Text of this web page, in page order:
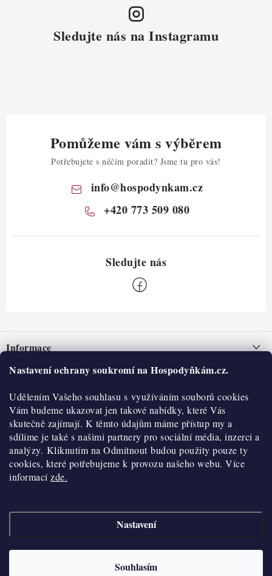
Nastavení ochrany soukromí na Hospodyňkám.cz.
Udělením Vašeho souhlasu s využíváním souborů cookies
Vám budeme ukazovat jen takové nabídky, které Vás
skutečně zajímají. K těmto údajům máme přístup my a
sdílíme je také s našimi partnery pro sociální média, inzerci a
analýzy. Kliknutím na Odmítnout budou použity pouze ty
cookies, které potřebujeme k provozu našeho webu. Více
informacízde.
Nastavení
Souhlasím
Sledujte nás na Instagramu
Pomůžeme vám s výběrem
Potřebujete s něčím poradit? Jsme tu pro vás!
info@hospodynkam.cz
+420 773 509 080
pInformace
Nepřevzetí zásilky na dobírku
Obchodní podmínky
Hodnocení obchodu
Blog
Moje objednávka
O nás
Historie
Kontakty
O nákupu
Reklamace a vratky
Výdejní místa
Velkoobchod
Vytvořil Shoptet
Copyright 2026
cookies